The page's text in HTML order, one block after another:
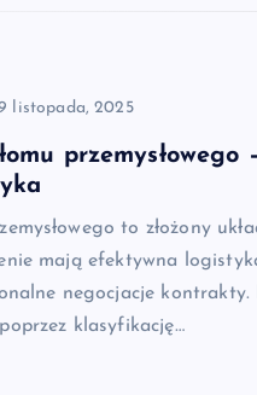
listopada, 2025
przemysłowego
to złożony
mają efektywna
negocjacje kontrakty.
klasyfikację…